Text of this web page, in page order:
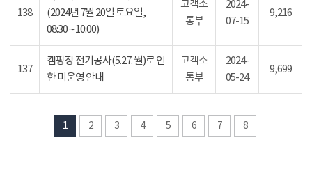
138
(2024년 7월 20일 토요일,
08:30 ~ 10:00)
고객소
통부
2024-
07-15
9,216
137
캠핑장 전기공사(5.27. 월)로 인
한 미운영 안내
고객소
통부
2024-
05-24
9,699
1 2 3 4 5 6 7 8